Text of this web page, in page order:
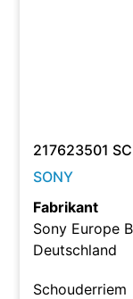
217623501
SONY
Fabrikant
Sony Europe
Deutschland
Schouderriem